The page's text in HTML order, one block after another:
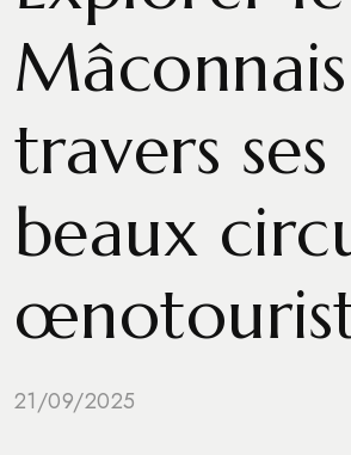
travers ses
beaux
21/09/2025